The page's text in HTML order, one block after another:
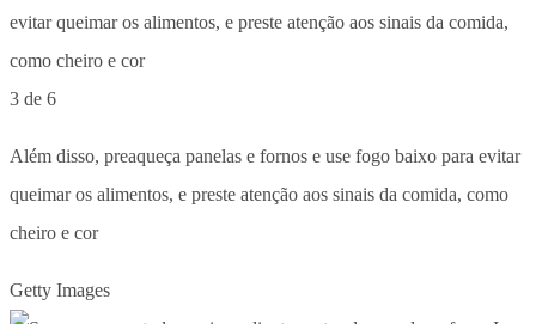
3 de 6
Além disso, preaqueça panelas e fornos e use fogo baixo para evitar
queimar os alimentos, e preste atenção aos sinais da comida, como
cheiro e cor
Getty Images